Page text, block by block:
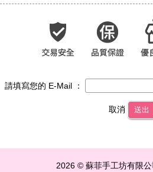
請填寫您的 E-Mail ：
取消 送出
2026 © 蘇菲手工坊有限